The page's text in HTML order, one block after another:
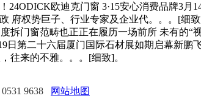
24ODICK欧迪克门窗 3·15安心消费品牌3
府权势巨子、行业专家及企业代。。。[细
拆门窗范畴也正正在履历一场前所 未有的
日第二十六届厦门国际石材展如期启幕新
往来的不雅。。。[细致]。
9638
网站地图